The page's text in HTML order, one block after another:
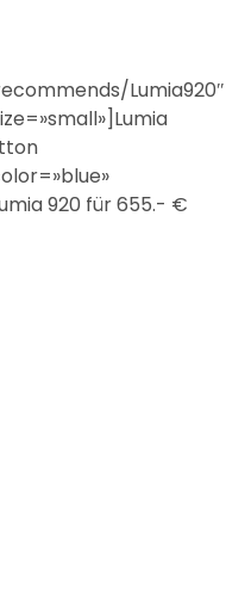
Lumia920″
920 für 655.- €